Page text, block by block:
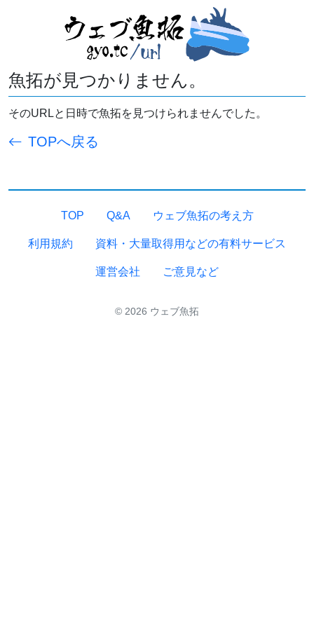
魚拓が見つかりません。
そのURLと日時で魚拓を見つけられませんでした。
TOPへ戻る
TOP Q&A ウェブ魚拓の考え方
利用規約 資料・大量取得用などの有料サービス
運営会社 ご意見など
© 2026 ウェブ魚拓